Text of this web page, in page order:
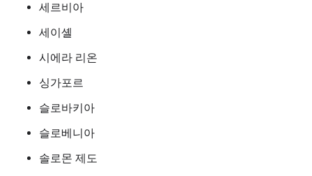
세르비아
세이셸
시에라 리온
싱가포르
슬로바키아
슬로베니아
솔로몬 제도